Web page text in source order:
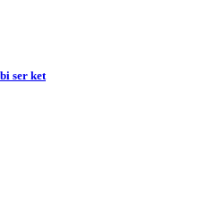
ser ket